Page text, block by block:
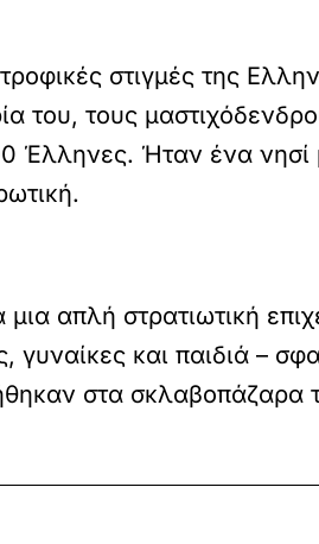
στιγμές της
του, τους
Έλληνες. Ήταν ένα
απλή στρατιωτική
και παιδιά –
στα σκλαβοπάζαρα